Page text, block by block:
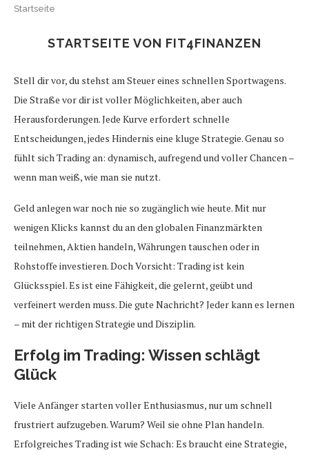
Startseite
STARTSEITE VON FIT4FINANZEN
Stell dir vor, du stehst am Steuer eines schnellen Sportwagens.
Die Straße vor dir ist voller Möglichkeiten, aber auch
Herausforderungen. Jede Kurve erfordert schnelle
Entscheidungen, jedes Hindernis eine kluge Strategie. Genau so
fühlt sich Trading an: dynamisch, aufregend und voller Chancen –
wenn man weiß, wie man sie nutzt.
Geld anlegen war noch nie so zugänglich wie heute. Mit nur
wenigen Klicks kannst du an den globalen Finanzmärkten
teilnehmen, Aktien handeln, Währungen tauschen oder in
Rohstoffe investieren. Doch Vorsicht: Trading ist kein
Glücksspiel. Es ist eine Fähigkeit, die gelernt, geübt und
verfeinert werden muss. Die gute Nachricht? Jeder kann es lernen
– mit der richtigen Strategie und Disziplin.
Erfolg im Trading: Wissen schlägt
Glück
Viele Anfänger starten voller Enthusiasmus, nur um schnell
frustriert aufzugeben. Warum? Weil sie ohne Plan handeln.
Erfolgreiches Trading ist wie Schach: Es braucht eine Strategie,